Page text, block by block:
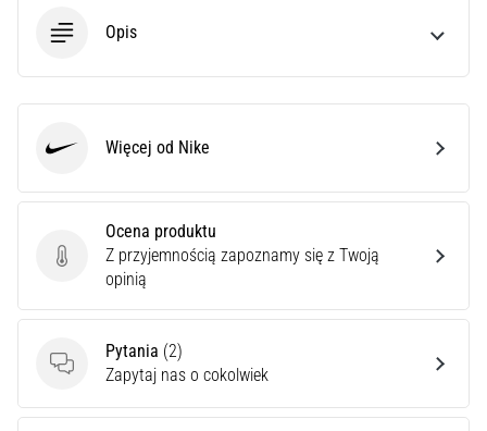
zapalenie
wszystkie
artykuły
Opis
Ocena produktu
Ocena produktu
Z przyjemnością zapoznamy się z Twoją
opinią
Pytania
Pytania (2)
Zapytaj nas o cokolwiek
Więcej od Nike